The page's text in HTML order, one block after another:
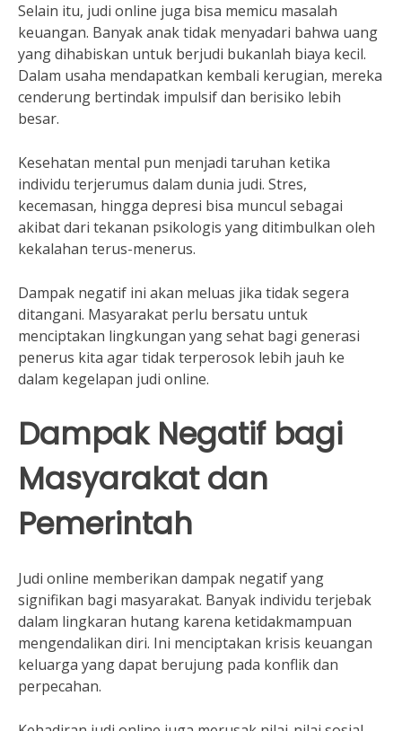
Selain itu, judi online juga bisa memicu masalah
keuangan. Banyak anak tidak menyadari bahwa uang
yang dihabiskan untuk berjudi bukanlah biaya kecil.
Dalam usaha mendapatkan kembali kerugian, mereka
cenderung bertindak impulsif dan berisiko lebih
besar.
Kesehatan mental pun menjadi taruhan ketika
individu terjerumus dalam dunia judi. Stres,
kecemasan, hingga depresi bisa muncul sebagai
akibat dari tekanan psikologis yang ditimbulkan oleh
kekalahan terus-menerus.
Dampak negatif ini akan meluas jika tidak segera
ditangani. Masyarakat perlu bersatu untuk
menciptakan lingkungan yang sehat bagi generasi
penerus kita agar tidak terperosok lebih jauh ke
dalam kegelapan judi online.
Dampak Negatif bagi
Masyarakat dan
Pemerintah
Judi online memberikan dampak negatif yang
signifikan bagi masyarakat. Banyak individu terjebak
dalam lingkaran hutang karena ketidakmampuan
mengendalikan diri. Ini menciptakan krisis keuangan
keluarga yang dapat berujung pada konflik dan
perpecahan.